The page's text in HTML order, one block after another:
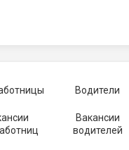
Водители
Вакансии
водителей